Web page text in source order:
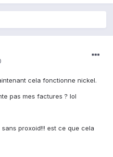
cela fonctionne nickel.
pas mes factures ? lol
proxoid!!! est ce que cela